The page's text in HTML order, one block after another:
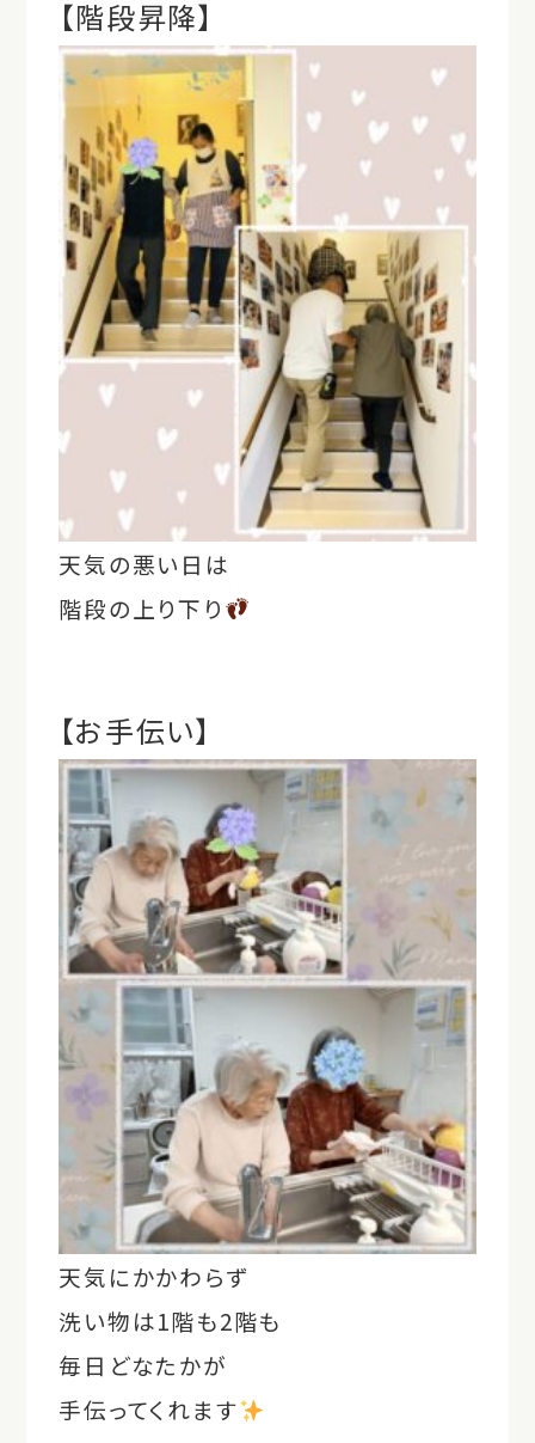
【階段昇降】
天気の悪い日は
階段の上り下り
【お手伝い】
天気にかかわらず
洗い物は1階も2階も
毎日どなたかが
手伝ってくれます